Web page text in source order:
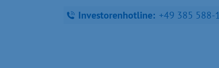
Investorenhotline: +49 385 588-